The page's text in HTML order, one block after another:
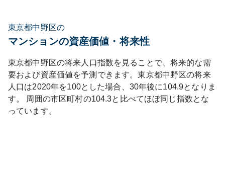
東京都中野区の
マンションの資産価値・将来性
東京都中野区の将来人口指数を見ることで、将来的な需
要および資産価値を予測できます。東京都中野区の将来
人口は2020年を100とした場合、30年後に104.9となりま
す。
周囲の市区町村の104.3と比べてほぼ同じ指数とな
っています。